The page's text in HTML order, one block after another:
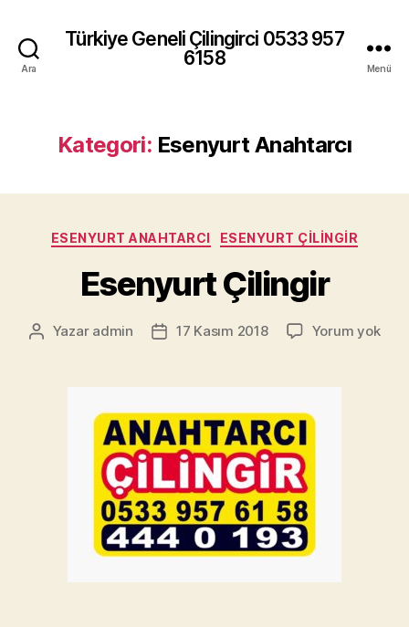
Ara
Türkiye Geneli Çilingirci 0533 957
6158
Menü
Kategori: Esenyurt Anahtarcı
Kategoriler
ESENYURT ANAHTARCI ESENYURT ÇILINGIR
Esenyurt Çilingir
Yazının
Yazar admin
Yazı17 Kasım 2018 Yorum yok